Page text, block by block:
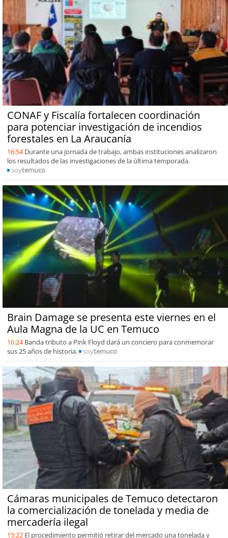
CONAF y Fiscalía fortalecen coordinación
para potenciar investigación de incendios
forestales en La Araucanía
16:54 Durante una jornada de trabajo, ambas instituciones analizaron
los resultados de las investigaciones de la última temporada.
soytemuco
Brain Damage se presenta este viernes en el
Aula Magna de la UC en Temuco
16:24 Banda tributo a Pink Floyd dará un conciero para conmemorar
sus 25 años de historia.
soytemuco
Cámaras municipales de Temuco detectaron
la comercialización de tonelada y media de
mercadería ilegal
15:22 El procedimiento permitió retirar del mercado una tonelada y